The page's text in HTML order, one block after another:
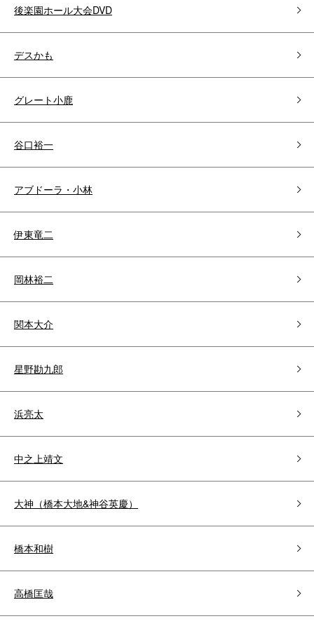
後楽園ホール大会DVD
デスかも
グレート小鹿
谷口裕一
アブドーラ・小林
伊東竜二
岡林裕二
関本大介
星野勘九郎
浜亮太
中之上靖文
大神（橋本大地&神谷英慶）
橋本和樹
高橋匡哉